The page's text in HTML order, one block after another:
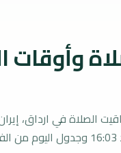
وأوقات
الصلاة في ارداق،